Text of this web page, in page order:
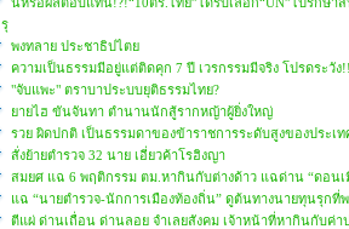
พงทลาย ประชาธิปไตย
ความเป็นธรรมมีอยู่แต่ติดคุก 7 ปี เวรกรรมมีจริง โปรดระวัง
"จับแพะ" ตราบาประบบยุติธรรมไทย?
ยายไฮ ขันจันทา ตำนานนักสู้รากหญ้าผู้ยิ่งใหญ่
รวย ผิดปกติ เป็นธรรมดาของข้าราชการระดับสูงของประเท
สั่งย้ายตำรวจ 32 นาย เอี่ยวค้าโรฮิงญา
สมยศ แฉ 6 พฤติกรรม ตม.หากินกับต่างด้าว แฉด่าน “ดอนเ
แฉ “นายตำรวจ-นักการเมืองท้องถิ่น” ดูต้นทางนายทุนรุกที่
ตีแผ่ ด่านเถื่อน ด่านลอย จำเลยสังคม เจ้าหน้าที่หากินกับค่า